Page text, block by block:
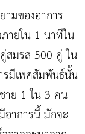
มของอาการ
ายใน 1 นาทีใน
สมรส 500 คู่ ใน
รมีเพศสัมพันธ์นั้น
ย 1 ใน 3 คน
าการนี้ มักจะ